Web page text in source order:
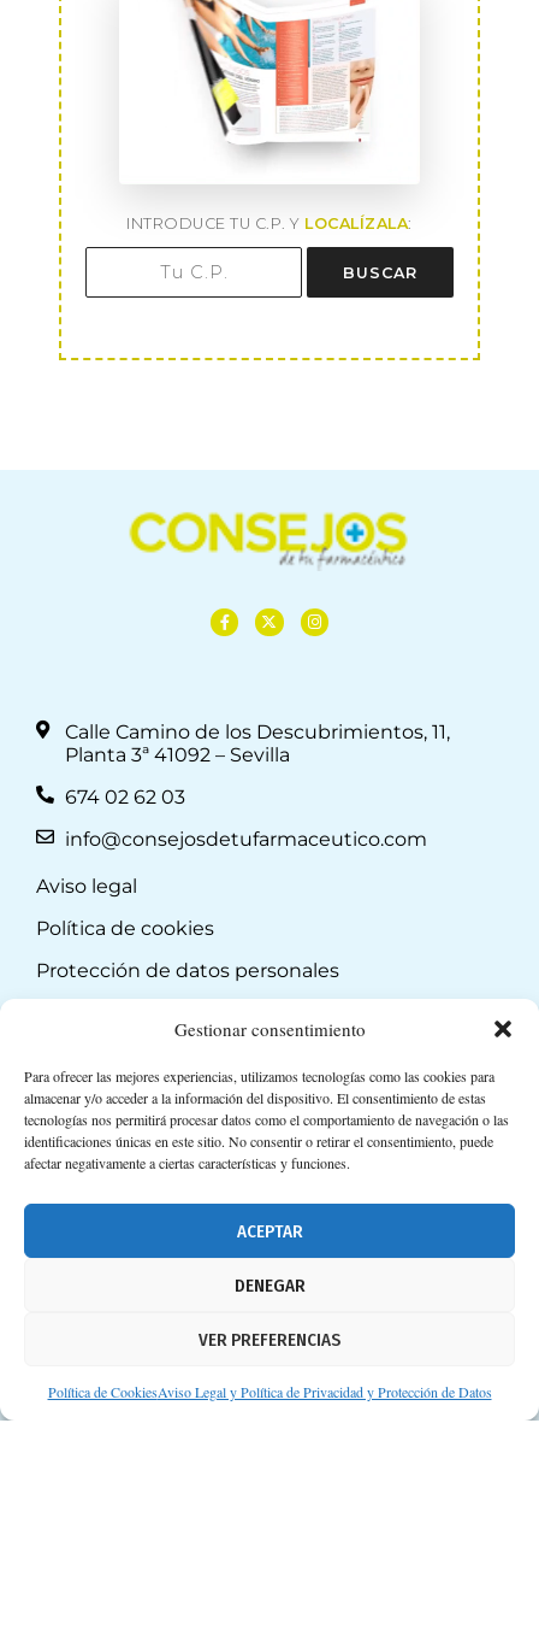
Gestionar consentimiento
Para ofrecer las mejores experiencias, utilizamos tecnologías como las cookies para
almacenar y/o acceder a la información del dispositivo. El consentimiento de estas
tecnologías nos permitirá procesar datos como el comportamiento de navegación o las
identificaciones únicas en este sitio. No consentir o retirar el consentimiento, puede
afectar negativamente a ciertas características y funciones.
ACEPTAR
DENEGAR
VER PREFERENCIAS
Política de CookiesAviso Legal y Política de Privacidad y Protección de Datos
INTRODUCE TU C.P. Y LOCALÍZALA:
BUSCAR
Calle Camino de los Descubrimientos, 11,
Planta 3ª 41092 – Sevilla
674 02 62 03
info@consejosdetufarmaceutico.com
Aviso legal
Política de cookies
Protección de datos personales